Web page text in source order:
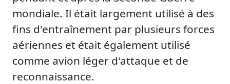
mondiale. Il était largement utilisé à des
fins d'entraînement par plusieurs forces
aériennes et était également utilisé
comme avion léger d'attaque et de
reconnaissance.